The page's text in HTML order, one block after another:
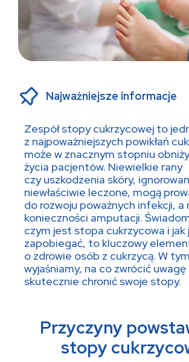
Najważniejsze informacje
Zespół stopy cukrzycowej to
z najpoważniejszych powikłań
może w znacznym stopniu
życia pacjentów. Niewielkie rany
czy uszkodzenia skóry,
niewłaściwie leczone, mogą
do rozwoju poważnych infekcji, a
konieczności amputacji.
czym jest stopa cukrzycowa i jak
zapobiegać, to kluczowy
o zdrowie osób z cukrzycą. W
wyjaśniamy, na co zwrócić uwagę
skutecznie chronić swoje stopy.
Przyczyny
stopy